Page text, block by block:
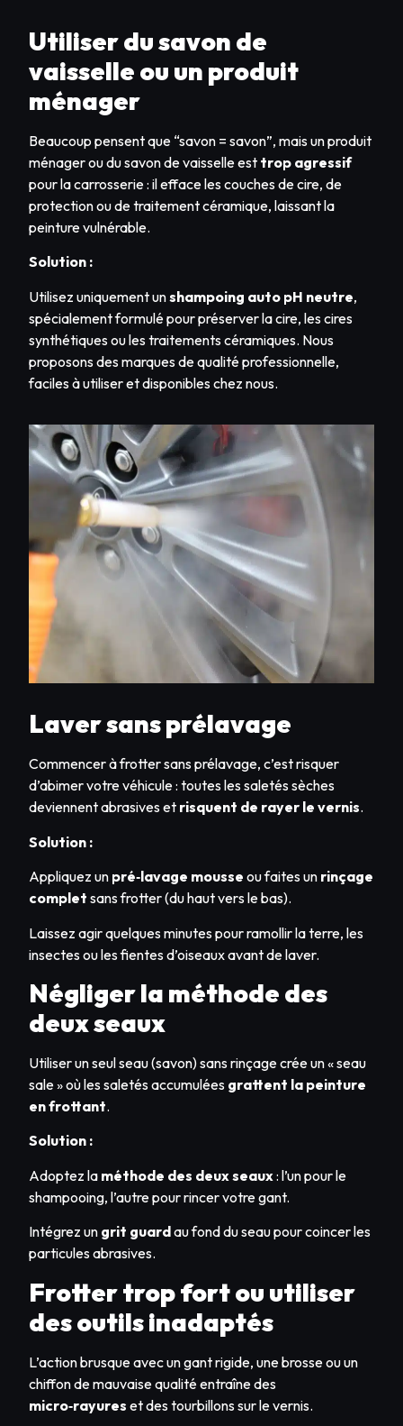
Utiliser du savon de
vaisselle ou un produit
ménager
Beaucoup pensent que “savon = savon”, mais un produit
ménager ou du savon de vaisselle est trop agressif
pour la carrosserie : il efface les couches de cire, de
protection ou de traitement céramique, laissant la
peinture vulnérable.
Solution :
Utilisez uniquement unshampoing auto pH neutre,
spécialement formulé pour préserver la cire, les cires
synthétiques ou les traitements céramiques. Nous
proposons des marques de qualité professionnelle,
faciles à utiliser et disponibles chez nous.
Laver sans prélavage
Commencer à frotter sans prélavage, c’est risquer
d’abimer votre véhicule : toutes les saletés sèches
deviennent abrasives et risquent de rayer le vernis.
Solution :
Appliquez un pré‑lavage mousse ou faites un rinçage
complet sans frotter (du haut vers le bas).
Laissez agir quelques minutes pour ramollir la terre, les
insectes ou les fientes d’oiseaux avant de laver.
Négliger la méthode des
deux seaux
Utiliser un seul seau (savon) sans rinçage crée un « seau
sale » où les saletés accumulées grattent la peinture
en frottant.
Solution :
Adoptez la méthode des deux seaux : l’un pour le
shampooing, l’autre pour rincer votre gant.
Intégrez un grit guardau fond du seau pour coincer les
particules abrasives.
Frotter trop fort ou utiliser
des outils inadaptés
L’action brusque avec un gant rigide, une brosse ou un
chiffon de mauvaise qualité entraîne des
micro‑rayures et des tourbillons sur le vernis.